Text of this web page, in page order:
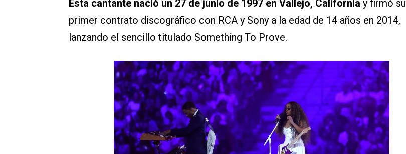
Esta cantante nació un 27 de junio de 1997 en Vallejo, California y firmó su
primer contrato discográfico con RCA y Sony a la edad de 14 años en 2014,
lanzando el sencillo titulado Something To Prove.